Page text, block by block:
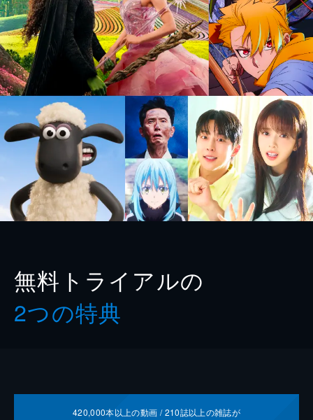
無料トライアルの
2つの特典
420,000本以上の動画 /210誌以上の雑誌が